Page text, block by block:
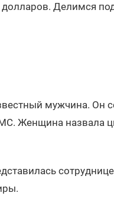
Делимся
мужчина. Он
Женщина назвала